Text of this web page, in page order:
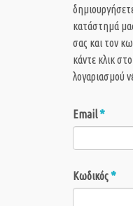
κατάστημά
σας και τον
κάντε κλικ
λογαριασμού
Email*
Κωδικός*